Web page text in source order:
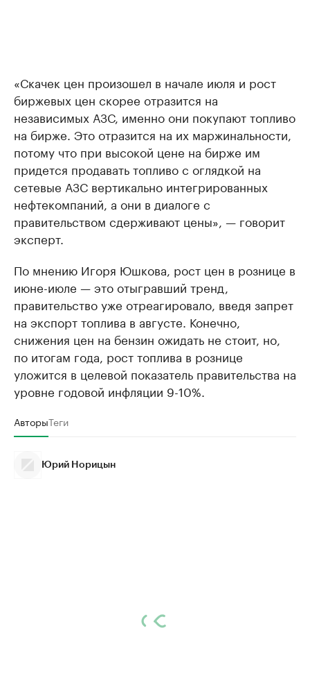
«Скачек цен произошел в начале июля и рост
биржевых цен скорее отразится на
независимых АЗС, именно они покупают топливо
на бирже. Это отразится на их маржинальности,
потому что при высокой цене на бирже им
придется продавать топливо с оглядкой на
сетевые АЗС вертикально интегрированных
нефтекомпаний, а они в диалоге с
правительством сдерживают цены», — говорит
эксперт.
По мнению Игоря Юшкова, рост цен в рознице в
июне-июле — это отыгравший тренд,
правительство уже отреагировало, введя запрет
на экспорт топлива в августе. Конечно,
снижения цен на бензин ожидать не стоит, но,
по итогам года, рост топлива в рознице
уложится в целевой показатель правительства на
уровне годовой инфляции 9-10%.
АвторыТеги
Юрий Норицын